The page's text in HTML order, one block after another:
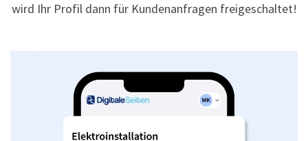
wird Ihr Profil dann für Kundenanfragen freigeschaltet!